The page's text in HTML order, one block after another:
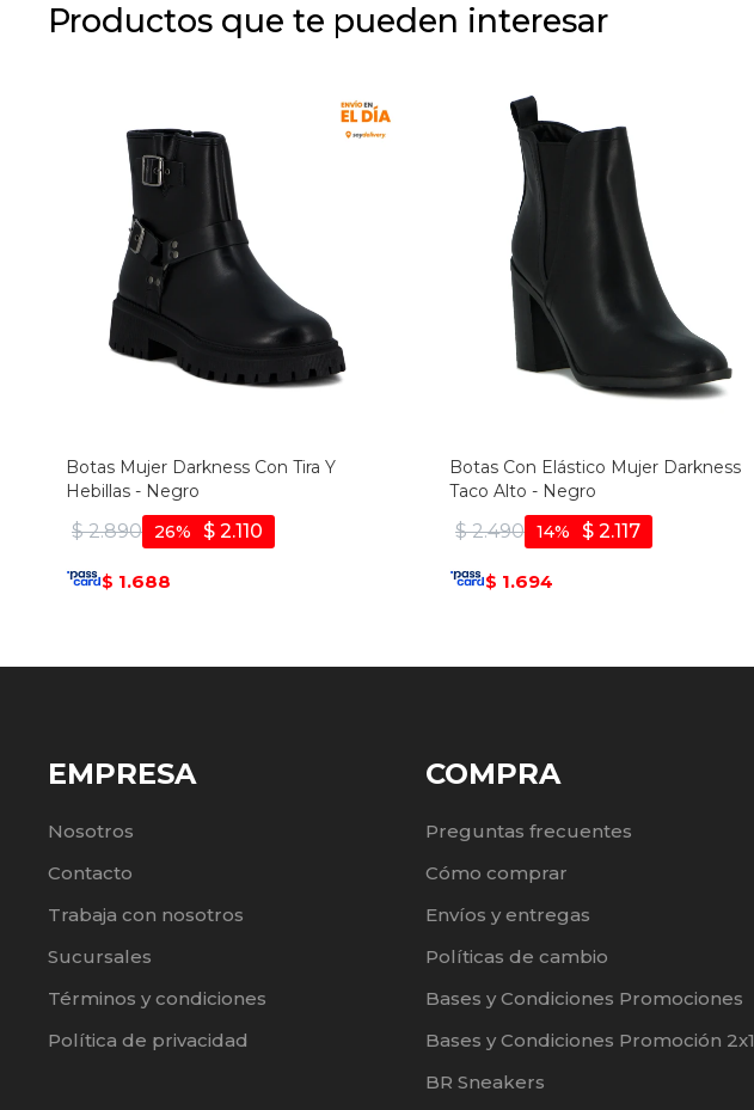
Productos que te pueden interesar
Botas Mujer Darkness Con Tira Y
Hebillas - Negro
$ 2.890 $ 2.110
26
$ 1.688
Botas Con Elástico Mujer Darkness
Taco Alto - Negro
$ 2.490 $ 2.117
14
$ 1.694
EMPRESA
Nosotros
Contacto
Trabaja con nosotros
Sucursales
Términos y condiciones
Política de privacidad
COMPRA
Preguntas frecuentes
Cómo comprar
Envíos y entregas
Políticas de cambio
Bases y Condiciones Promociones
Bases y Condiciones Promoción 2x1
BR Sneakers